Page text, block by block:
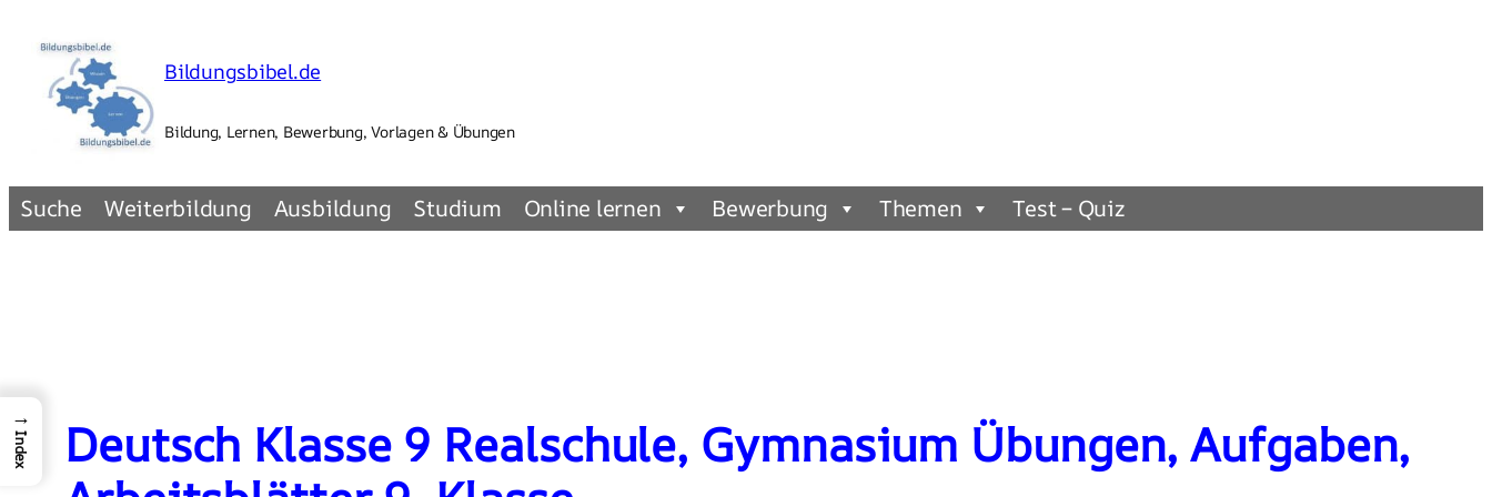
Inhalt
springen
Bildungsbibel.de
Bildung, Lernen, Bewerbung, Vorlagen & Übungen
Suche Weiterbildung Ausbildung Studium Online lernen Bewerbung Themen Test – Quiz
Deutsch Klasse 9 Realschule, Gymnasium Übungen, Aufgaben,
→
Index